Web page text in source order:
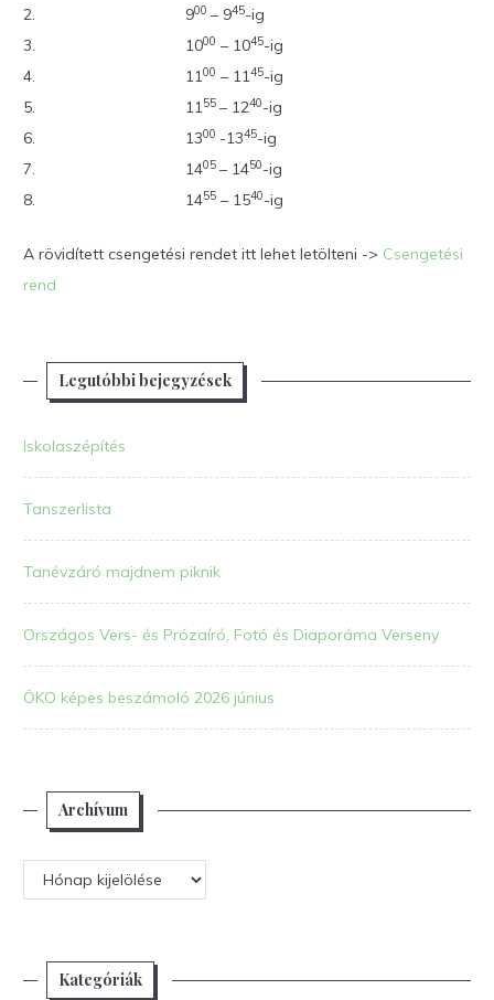
2.
900 – 945-ig
3.
1000 – 1045-ig
4.
1100 – 1145-ig
5.
1155 – 1240-ig
6.
1300 -1345-ig
7.
1405 – 1450-ig
8.
1455 – 1540-ig
A rövidített csengetési rendet itt lehet letölteni -> Csengetési
rend
Legutóbbi bejegyzések
Iskolaszépítés
Tanszerlista
Tanévzáró majdnem piknik
Országos Vers- és Prózaíró, Fotó és Diaporáma Verseny
ÖKO képes beszámoló 2026 június
Archívum
Archívum
Kategóriák